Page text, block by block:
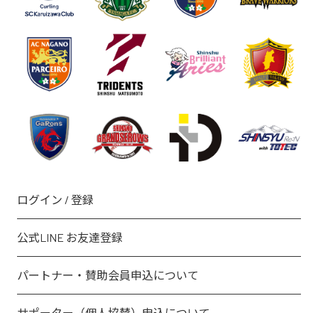
ログイン / 登録
公式LINE お友達登録
パートナー・賛助会員申込について